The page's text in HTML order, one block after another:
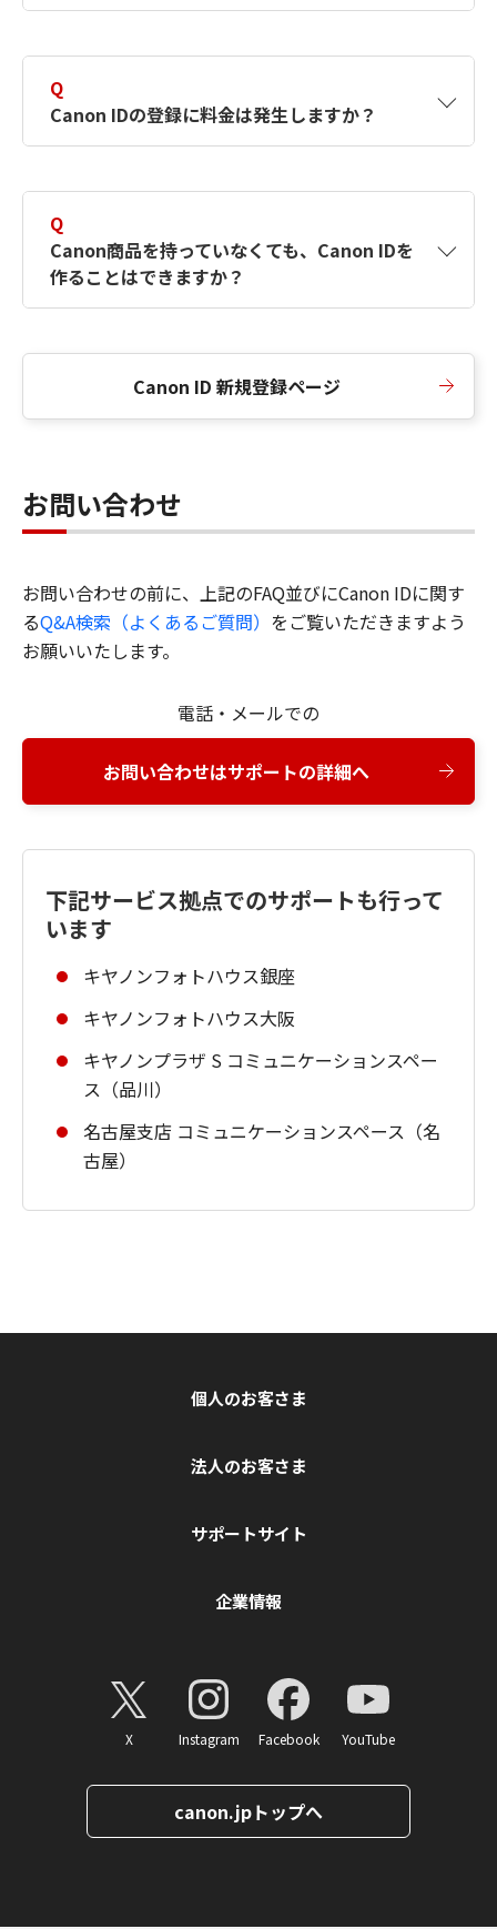
択したサービスから取得します。アカウントを
簡単に作成できるように、この情報を使用して
Canon IDの登録フォームを入力します。
Q
Canon IDの登録に料金は発生しますか？
Q
Canon商品を持っていなくても、Canon IDを
作ることはできますか？
Canon ID 新規登録ページ
お問い合わせ
お問い合わせの前に、上記のFAQ並びにCanon IDに関す
るQ&A検索（よくあるご質問） をご覧いただきますよう
お願いいたします。
電話・メールでの
お問い合わせはサポートの詳細へ
下記サービス拠点でのサポートも行って
います
キヤノンフォトハウス銀座
キヤノンフォトハウス大阪
キヤノンプラザ S コミュニケーションスペー
ス（品川）
名古屋支店 コミュニケーションスペース（名
古屋）
個人のお客さま
法人のお客さま
サポートサイト
企業情報
X Instagram Facebook YouTube
canon.jpトップへ